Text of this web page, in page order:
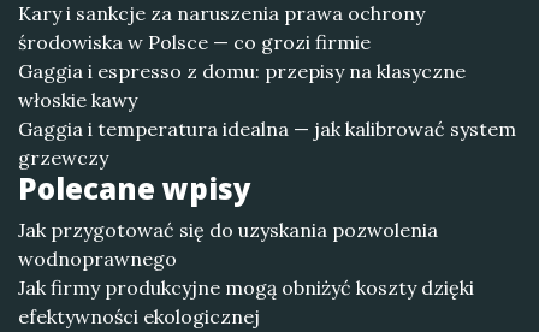
Kary i sankcje za naruszenia prawa ochrony
środowiska w Polsce — co grozi firmie
Gaggia i espresso z domu: przepisy na klasyczne
włoskie kawy
Gaggia i temperatura idealna — jak kalibrować system
grzewczy
Polecane wpisy
Jak przygotować się do uzyskania pozwolenia
wodnoprawnego
Jak firmy produkcyjne mogą obniżyć koszty dzięki
efektywności ekologicznej